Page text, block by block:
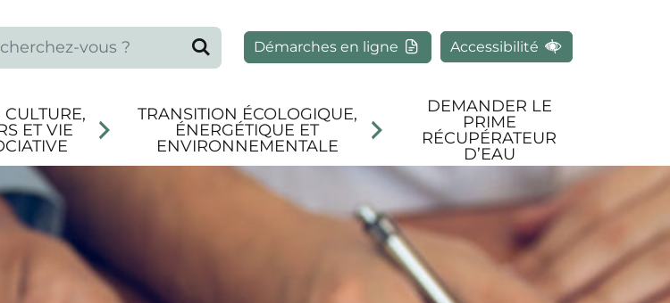
vous ?
Rechercher
Démarches en ligne Accessibilité
CULTURE,
ET VIE
TRANSITION ÉCOLOGIQUE,
ÉNERGÉTIQUE ET
ENVIRONNEMENTALE
DEMANDER LE
PRIME
RÉCUPÉRATEUR
D’EAU